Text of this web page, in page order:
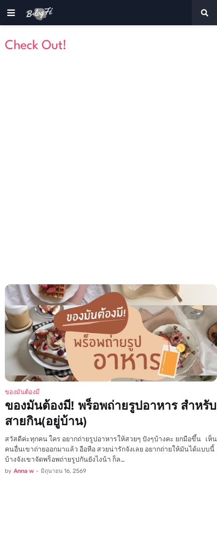
ของมันต้องมี
ของมันต้องมี! พร็อพถ่ายรูปอาหาร สำหรับ
สายกิน(อยู่บ้าน)
สวัสดีค่ะทุกคน ใคร อยากถ่ายรูปอาหารให้สวยๆ ปังๆบ้างคะ ยกมือขึ้น เห็น
คนอื่นเขาถ่ายออกมาแล้ว อือหือ สวยน่ารักจังเลย อยากถ่ายให้มันได้แบบนี้
บ้างจังเขาจัดพร็อพถ่ายรูปกันยังไงน้า ก็ล…
by Anna w - มิถุนายน 16, 2569